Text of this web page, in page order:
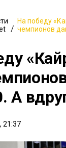
На победу
чемпионов
А
21:37